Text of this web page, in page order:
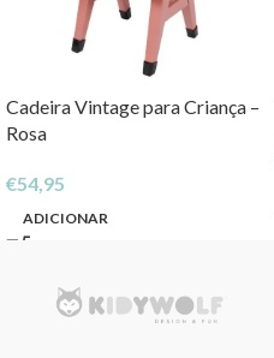
Cadeira Vintage para Criança –
Rosa
€54,95
ADICIONAR